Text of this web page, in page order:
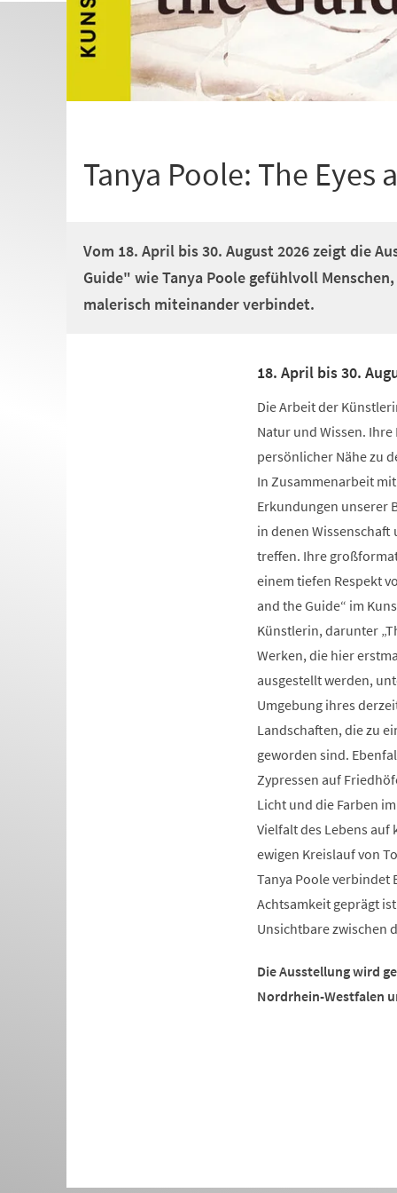
Tanya Poole: The Eyes
Vom 18. April bis 30. August 2026 zeigt die
Guide" wie Tanya Poole gefühlvoll
malerisch miteinander verbindet.
18. April bis 30.
Die Arbeit der
Natur und Wissen.
persönlicher Nähe zu
In Zusammenarbeit
Erkundungen unserer
in denen
treffen. Ihre
einem tiefen Respekt
and the Guide“ im
Künstlerin, darunter
Werken, die hier
ausgestellt werden,
Umgebung ihres
Landschaften, die zu
geworden sind.
Zypressen auf
Licht und die Farben
Vielfalt des Lebens
ewigen Kreislauf von
Tanya Poole verbindet
Achtsamkeit geprägt
Unsichtbare zwischen
Die Ausstellung wird
Nordrhein-Westfalen